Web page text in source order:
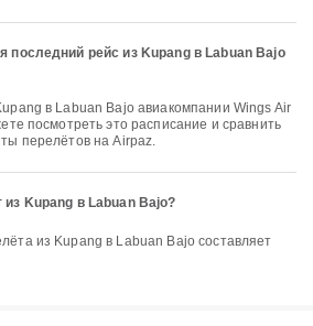
последний рейс из Kupang в Labuan Bajo
посмотреть это расписание и сравнить
перелётов на Airpaz.
Kupang в Labuan Bajo?